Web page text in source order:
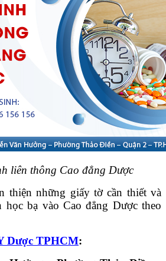
liên thông Cao đẳng Dược
thiện những giấy tờ cần thiết và
bạ vào Cao đẳng Dược theo
Dược TPHCM: